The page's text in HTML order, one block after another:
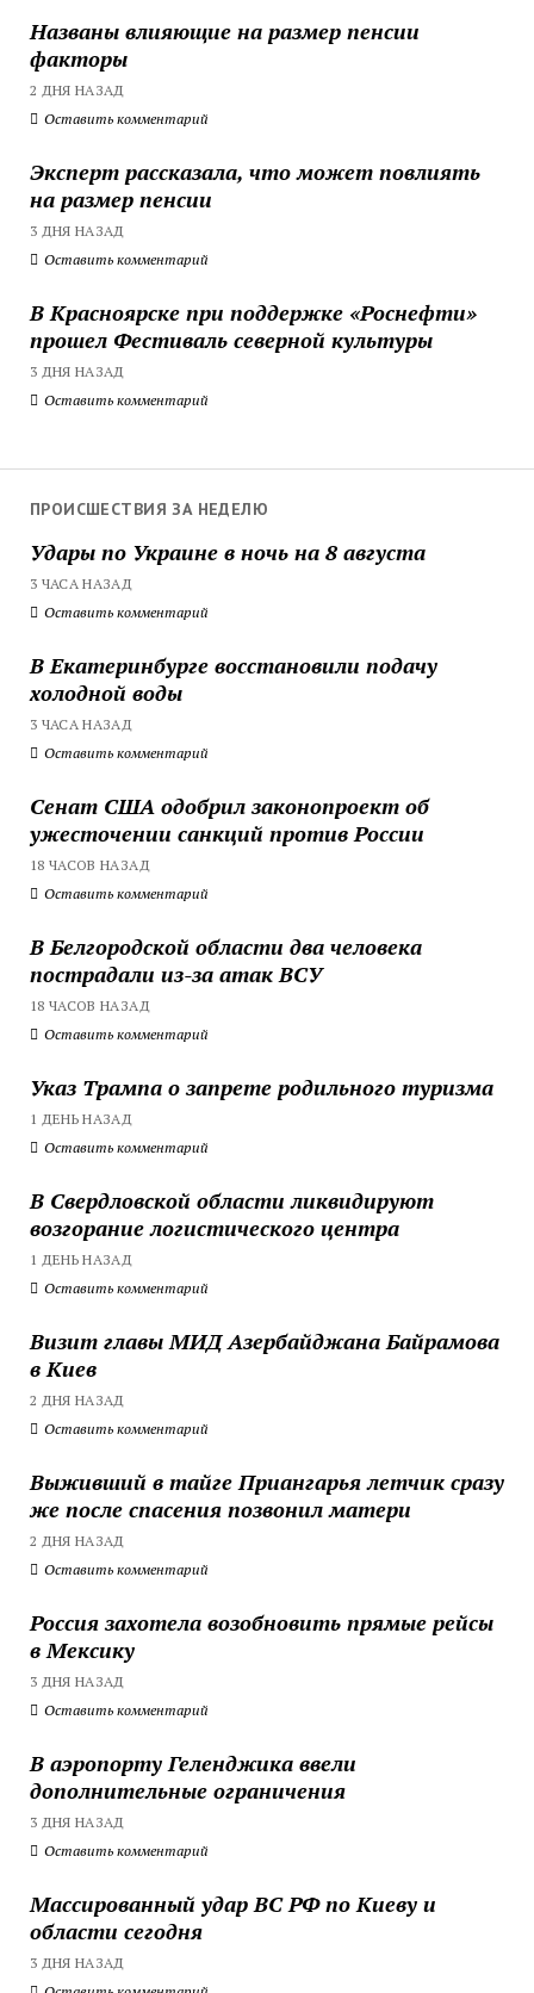
Названы влияющие на размер пенсии
факторы
2 ДНЯ НАЗАД
Оставить комментарий
Эксперт рассказала, что может повлиять
на размер пенсии
3 ДНЯ НАЗАД
Оставить комментарий
В Красноярске при поддержке «Роснефти»
прошел Фестиваль северной культуры
3 ДНЯ НАЗАД
Оставить комментарий
ПРОИСШЕСТВИЯ ЗА НЕДЕЛЮ
Удары по Украине в ночь на 8 августа
3 ЧАСА НАЗАД
Оставить комментарий
В Екатеринбурге восстановили подачу
холодной воды
3 ЧАСА НАЗАД
Оставить комментарий
Сенат США одобрил законопроект об
ужесточении санкций против России
18 ЧАСОВ НАЗАД
Оставить комментарий
В Белгородской области два человека
пострадали из-за атак ВСУ
18 ЧАСОВ НАЗАД
Оставить комментарий
Указ Трампа о запрете родильного туризма
1 ДЕНЬ НАЗАД
Оставить комментарий
В Свердловской области ликвидируют
возгорание логистического центра
1 ДЕНЬ НАЗАД
Оставить комментарий
Визит главы МИД Азербайджана Байрамова
в Киев
2 ДНЯ НАЗАД
Оставить комментарий
Выживший в тайге Приангарья летчик сразу
же после спасения позвонил матери
2 ДНЯ НАЗАД
Оставить комментарий
Россия захотела возобновить прямые рейсы
в Мексику
3 ДНЯ НАЗАД
Оставить комментарий
В аэропорту Геленджика ввели
дополнительные ограничения
3 ДНЯ НАЗАД
Оставить комментарий
Массированный удар ВС РФ по Киеву и
области сегодня
3 ДНЯ НАЗАД